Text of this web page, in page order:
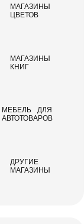
МАГАЗИНЫ
ЦВЕТОВ
МАГАЗИНЫ
КНИГ
МЕБЕЛЬ ДЛЯ
АВТОТОВАРОВ
ДРУГИЕ
МАГАЗИНЫ